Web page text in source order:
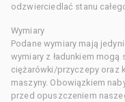
odzwierciedlać stanu
Wymiary
Podane wymiary mają
wymiary z ładunkiem
ciężarówki/przyczepy oraz
maszyny. Obowiązkiem
przed opuszczeniem